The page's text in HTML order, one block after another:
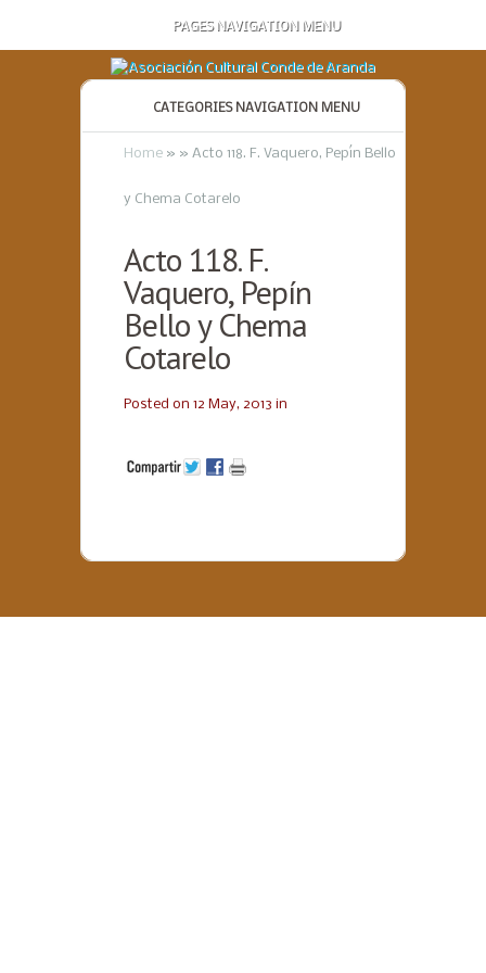
PAGES NAVIGATION MENU
CATEGORIES NAVIGATION MENU
Home » » Acto 118. F. Vaquero, Pepín Bello
y Chema Cotarelo
Acto 118. F.
Vaquero, Pepín
Bello y Chema
Cotarelo
Posted on 12 May, 2013 in